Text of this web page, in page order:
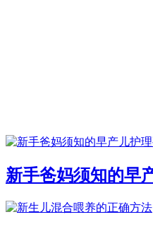
新手爸妈须知的早